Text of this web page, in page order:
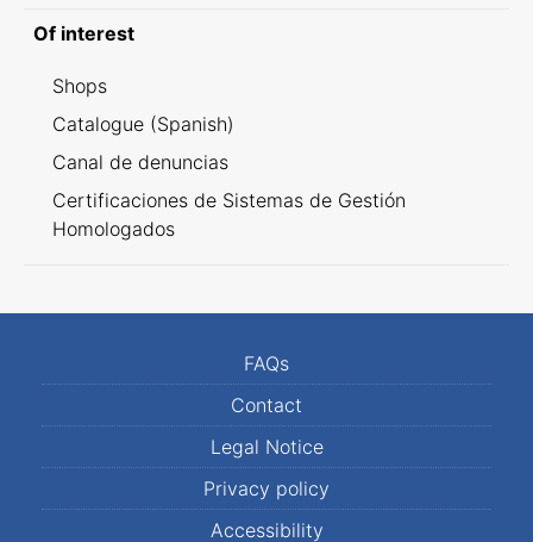
Of interest
Shops
Catalogue (Spanish)
Canal de denuncias
Certificaciones de Sistemas de Gestión
Homologados
FAQs
Contact
Legal Notice
Privacy policy
Accessibility